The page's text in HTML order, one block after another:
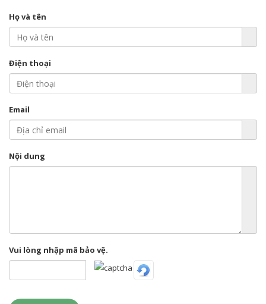
Họ và tên
Điện thoại
Email
Nội dung
Vui lòng nhập mã bảo vệ.